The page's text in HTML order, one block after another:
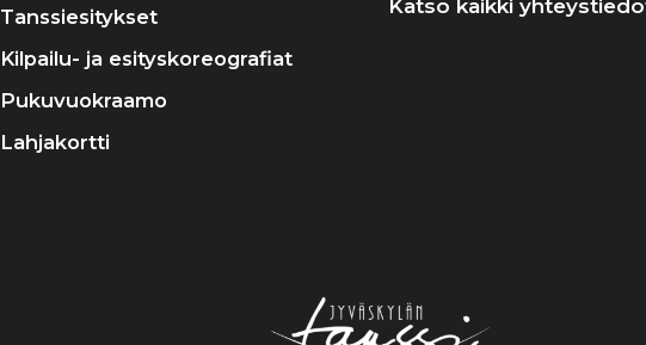
Tanssiesitykset
Kilpailu- ja esityskoreografiat
Pukuvuokraamo
Lahjakortti
Katso kaikki